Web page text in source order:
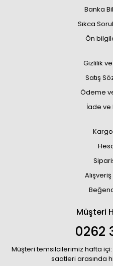
Banka
Sıkca
Ön
Gizlilik
Satış
Ödeme
İade ve
Müşteri
0262
Müşteri temsilcilerimiz hafta içi:
saatleri arasında